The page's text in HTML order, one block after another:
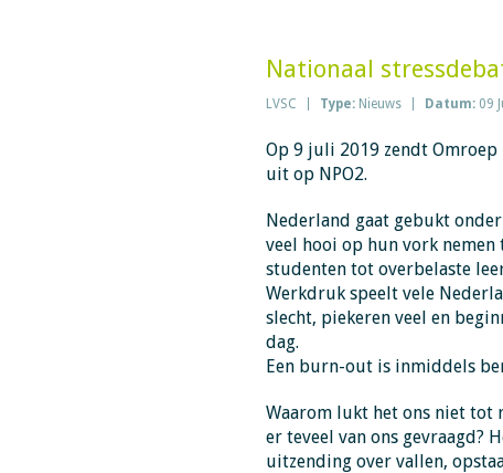
Nationaal
LVSC Type: Nieuws Datum: 09
Op 9 juli 2019 zendt Omroep
uit op NPO2.
Nederland gaat gebukt
veel hooi op hun vork
studenten tot overbelaste
Werkdruk speelt vele
slecht, piekeren veel en
dag.
Een burn-out is inmiddels
Waarom lukt het ons niet tot
er teveel van ons gevraagd?
uitzending over vallen,